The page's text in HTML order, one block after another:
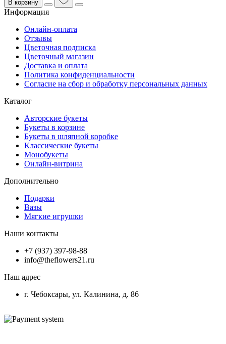
В корзину
Информация
Онлайн-оплата
Отзывы
Цветочная подписка
Цветочный магазин
Доставка и оплата
Политика конфиденциальности
Согласие на сбор и обработку персональных данных
Каталог
Авторские букеты
Букеты в корзине
Букеты в шляпной коробке
Классические букеты
Монобукеты
Онлайн-витрина
Дополнительно
Подарки
Вазы
Мягкие игрушки
Наши контакты
+7 (937) 397-98-88
info@theflowers21.ru
Наш адрес
г. Чебоксары, ул. Калинина, д. 86